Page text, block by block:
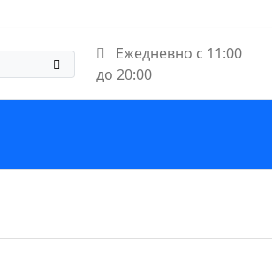
Ежедневно с 11:00
до 20:00